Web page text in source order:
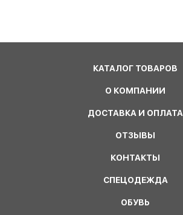
КАТАЛОГ ТОВАРОВ
О КОМПАНИИ
ДОСТАВКА И ОПЛАТА
ОТЗЫВЫ
КОНТАКТЫ
СПЕЦОДЕЖДА
ОБУВЬ